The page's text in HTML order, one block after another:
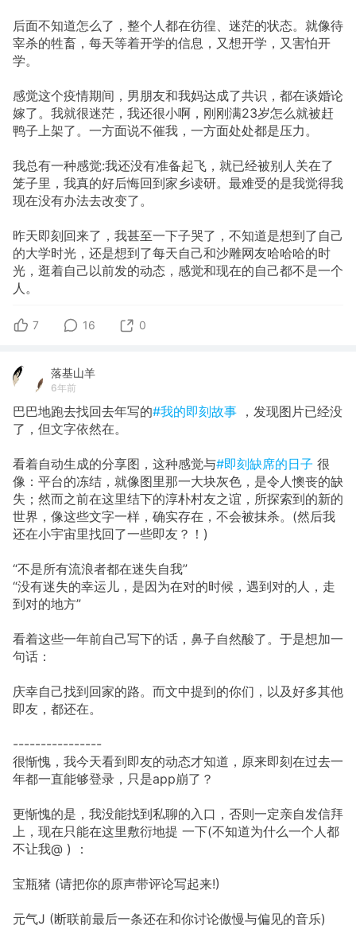
后面不知道怎么了，整个人都在彷徨、迷茫的状态。就像待
宰杀的牲畜，每天等着开学的信息，又想开学，又害怕开
学。
感觉这个疫情期间，男朋友和我妈达成了共识，都在谈婚论
嫁了。我就很迷茫，我还很小啊，刚刚满23岁怎么就被赶
鸭子上架了。一方面说不催我，一方面处处都是压力。
我总有一种感觉:我还没有准备起飞，就已经被别人关在了
笼子里，我真的好后悔回到家乡读研。最难受的是我觉得我
现在没有办法去改变了。
昨天即刻回来了，我甚至一下子哭了，不知道是想到了自己
的大学时光，还是想到了每天自己和沙雕网友哈哈哈的时
光，逛着自己以前发的动态，感觉和现在的自己都不是一个
人。
7 16 0
落基山羊
6年前
巴巴地跑去找回去年写的#我的即刻故事 ，发现图片已经没
了，但文字依然在。
看着自动生成的分享图，这种感觉与#即刻缺席的日子 很
像：平台的冻结，就像图里那一大块灰色，是令人懊丧的缺
失；然而之前在这里结下的淳朴村友之谊，所探索到的新的
世界，像这些文字一样，确实存在，不会被抹杀。(然后我
还在小宇宙里找回了一些即友？！)
“不是所有流浪者都在迷失自我”
“没有迷失的幸运儿，是因为在对的时候，遇到对的人，走
到对的地方”
看着这些一年前自己写下的话，鼻子自然酸了。于是想加一
句话：
庆幸自己找到回家的路。而文中提到的你们，以及好多其他
即友，都还在。
----------------
很惭愧，我今天看到即友的动态才知道，原来即刻在过去一
年都一直能够登录，只是app崩了？
更惭愧的是，我没能找到私聊的入口，否则一定亲自发信拜
上，现在只能在这里敷衍地提 一下(不知道为什么一个人都
不让我@ ) ：
宝瓶猪 (请把你的原声带评论写起来!)
元气J (断联前最后一条还在和你讨论傲慢与偏见的音乐)